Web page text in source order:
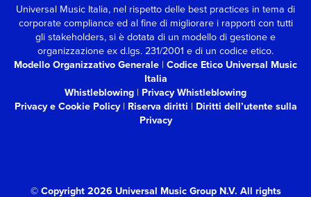
Universal Music Italia, nel rispetto delle best practices in tema di
corporate compliance ed al fine di migliorare i rapporti con tutti
gli stakeholders,si è dotata di un modello di gestione e
organizzazione ex d.lgs. 231/2001 e di un codice etico.
Modello Organizzativo Generale | Codice Etico Universal Music
Italia
Whistleblowing | Privacy Whistleblowing
Privacy e Cookie Policy| Riserva diritti | Diritti dell’utente sulla
Privacy
© Copyright 2026 Universal Music Group N.V. All rights